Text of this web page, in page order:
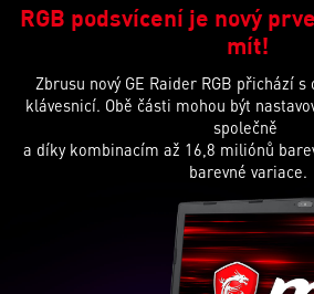
RGB podsvícení je nový
mít!
Zbrusu nový GE Raider RGB přichází
klávesnicí. Obě části mohou být
společně
a díky kombinacím až 16,8 miliónů
barevné variace.